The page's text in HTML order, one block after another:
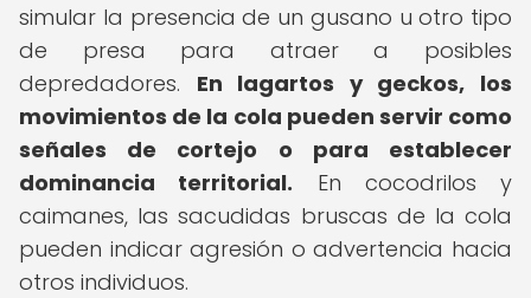
simular la presencia de un gusano u otro tipo
de presa para atraer a posibles
depredadores. En lagartos y geckos, los
movimientos de la cola pueden servir como
señales de cortejo o para establecer
dominancia territorial. En cocodrilos y
caimanes, las sacudidas bruscas de la cola
pueden indicar agresión o advertencia hacia
otros individuos.